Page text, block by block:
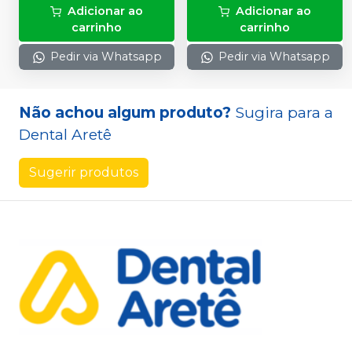
Adicionar ao
carrinho
Pedir via Whatsapp
Adicionar ao
carrinho
Pedir via Whatsapp
Não achou algum produto? Sugira para a
Dental Aretê
Sugerir produtos